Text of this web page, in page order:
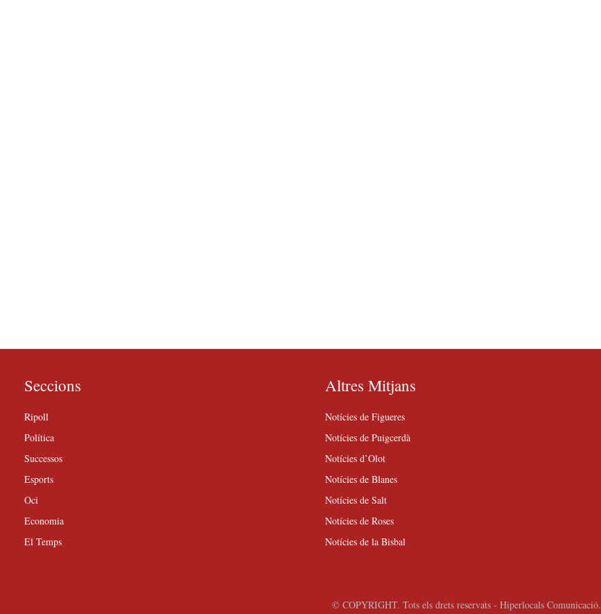
Seccions
Ripoll
Política
Successos
Esports
Oci
Economia
El Temps
Altres Mitjans
Notícies de Figueres
Notícies de Puigcerdà
Notícies d’Olot
Notícies de Blanes
Notícies de Salt
Notícies de Roses
Notícies de la Bisbal
© COPYRIGHT. Tots els drets reservats - Hiperlocals Comunicació.